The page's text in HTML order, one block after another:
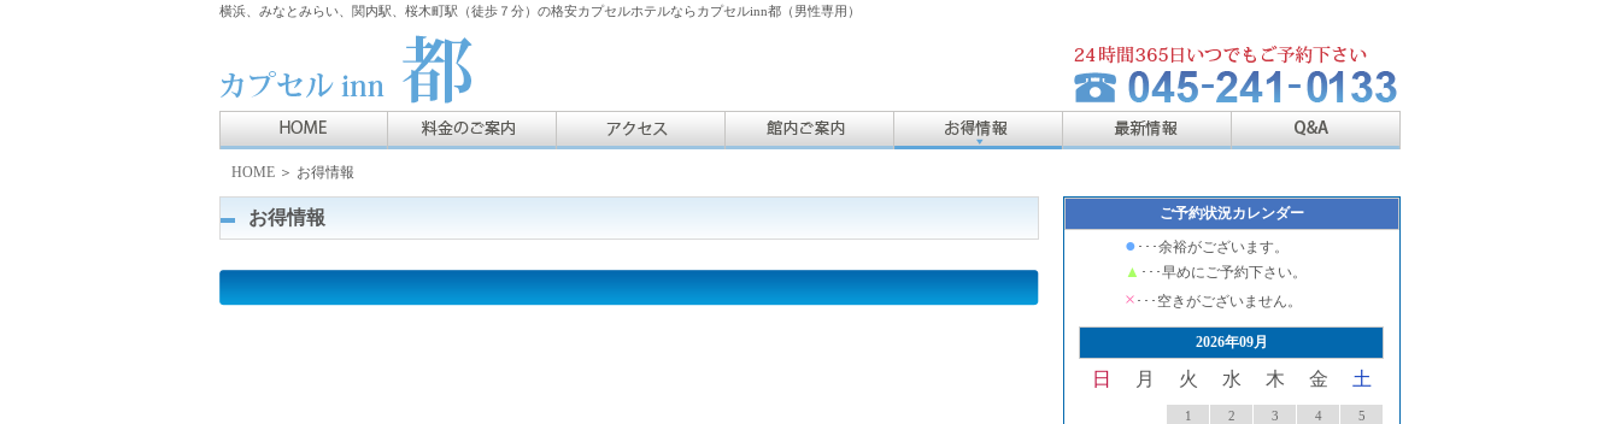
横浜、みなとみらい、関内駅、桜木町駅（徒歩７分）の格安カプセルホテルならカプセルinn都（男性専用）
HOME ＞ お得情報
お得情報 ご予約状況カレンダー
● ･･･余裕がございます。
▲ ･･･早めにご予約下さい。
× ･･･空きがございません。
2026年09月
日 月 火 水 木 金 土
1 2 3 4 5